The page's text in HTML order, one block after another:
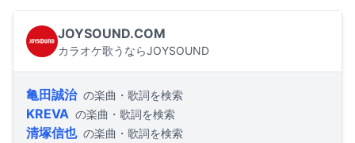
JOYSOUND.COM
カラオケ歌うならJOYSOUND
亀田誠治 の楽曲・歌詞を検索
KREVA の楽曲・歌詞を検索
清塚信也 の楽曲・歌詞を検索